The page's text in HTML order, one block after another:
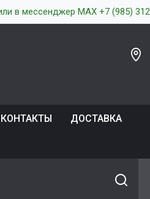
в мессенджер MAX +7 (985)
ДОСТАВКА